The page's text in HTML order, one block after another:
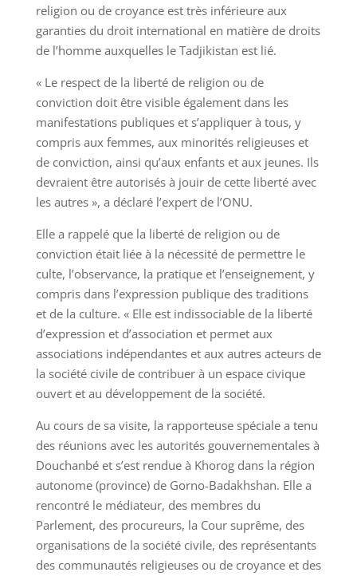
religion ou de croyance est très inférieure aux
garanties du droit international en matière de droits
de l’homme auxquelles le Tadjikistan est lié.
« Le respect de la liberté de religion ou de
conviction doit être visible également dans les
manifestations publiques et s’appliquer à tous, y
compris aux femmes, aux minorités religieuses et
de conviction, ainsi qu’aux enfants et aux jeunes. Ils
devraient être autorisés à jouir de cette liberté avec
les autres », a déclaré l’expert de l’ONU.
Elle a rappelé que la liberté de religion ou de
conviction était liée à la nécessité de permettre le
culte, l’observance, la pratique et l’enseignement, y
compris dans l’expression publique des traditions
et de la culture. « Elle est indissociable de la liberté
d’expression et d’association et permet aux
associations indépendantes et aux autres acteurs de
la société civile de contribuer à un espace civique
ouvert et au développement de la société.
Au cours de sa visite, la rapporteuse spéciale a tenu
des réunions avec les autorités gouvernementales à
Douchanbé et s’est rendue à Khorog dans la région
autonome (province) de Gorno-Badakhshan. Elle a
rencontré le médiateur, des membres du
Parlement, des procureurs, la Cour suprême, des
organisations de la société civile, des représentants
des communautés religieuses ou de croyance et des